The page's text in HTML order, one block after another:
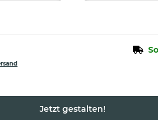
Jetzt gestalten!